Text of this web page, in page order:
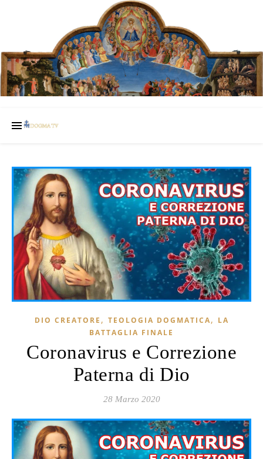
DIO CREATORE , TEOLOGIA DOGMATICA, LA
BATTAGLIA FINALE
Coronavirus e Correzione
Paterna di Dio
28 Marzo 2020